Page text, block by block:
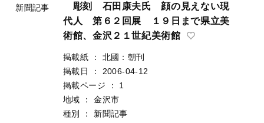
新聞記事
彫刻 石田康夫氏 顔の見えない現
代人 第６２回展 １９日まで県立美
術館、金沢２１世紀美術館
掲載紙 ：
北國：朝刊
掲載日
：
2006-04-12
掲載ページ
：
1
地域
：
金沢市
種別
： 新聞記事